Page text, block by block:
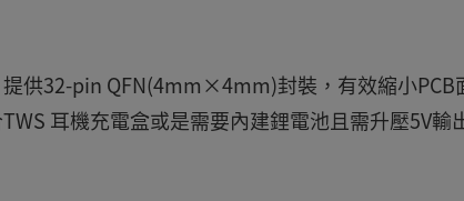
供32-pin QFN(4mm×4mm)封裝，有效縮小PCB
耳機充電盒或是需要內建鋰電池且需升壓5V輸